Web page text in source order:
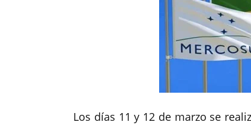
Los días 11 y 12 de marzo se